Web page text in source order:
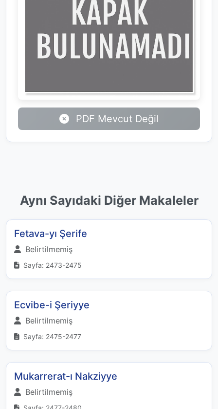
PDF Mevcut Değil
Aynı Sayıdaki Diğer Makaleler
Fetava-yı Şerife
Belirtilmemiş
Sayfa: 2473-2475
Ecvibe-i Şeriyye
Belirtilmemiş
Sayfa: 2475-2477
Mukarrerat-ı Nakziyye
Belirtilmemiş